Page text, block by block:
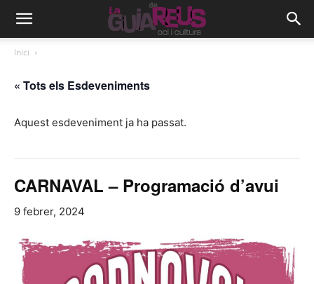
Inici
« Tots els Esdeveniments
Aquest esdeveniment ja ha passat.
CARNAVAL – Programació d’avui
9 febrer, 2024